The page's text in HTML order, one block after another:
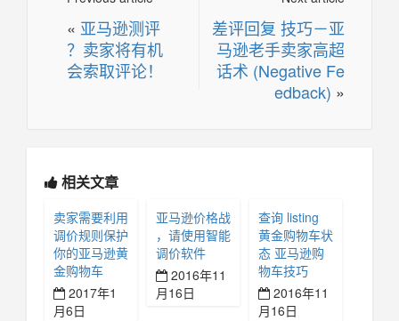
差评回复 技巧－亚
马逊老手卖家高超
话术 (Negative Fe
edback) »
« 亚马逊测评
？卖家将有机
会索取评论！
相关文章
卖家需要利用
调价规则保护
你的亚马逊黄
金购物车
2017年1
月6日
亚马逊价格战
，请使用智能
调价软件
2016年11
月16日
查询 listing
黄金购物车状
态 亚马逊购
物车技巧
2016年11
月16日